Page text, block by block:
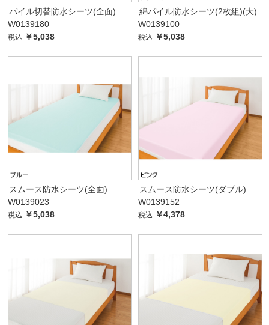
パイル切替防水シーツ(全面)
W0139180
税込 ￥5,038
綿パイル防水シーツ(2枚組)(大)
W0139100
税込 ￥5,038
スムース防水シーツ(全面)
W0139023
税込 ￥5,038
スムース防水シーツ(ダブル)
W0139152
税込 ￥4,378